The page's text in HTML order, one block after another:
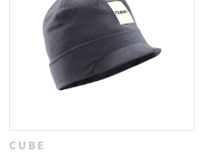
CUBE